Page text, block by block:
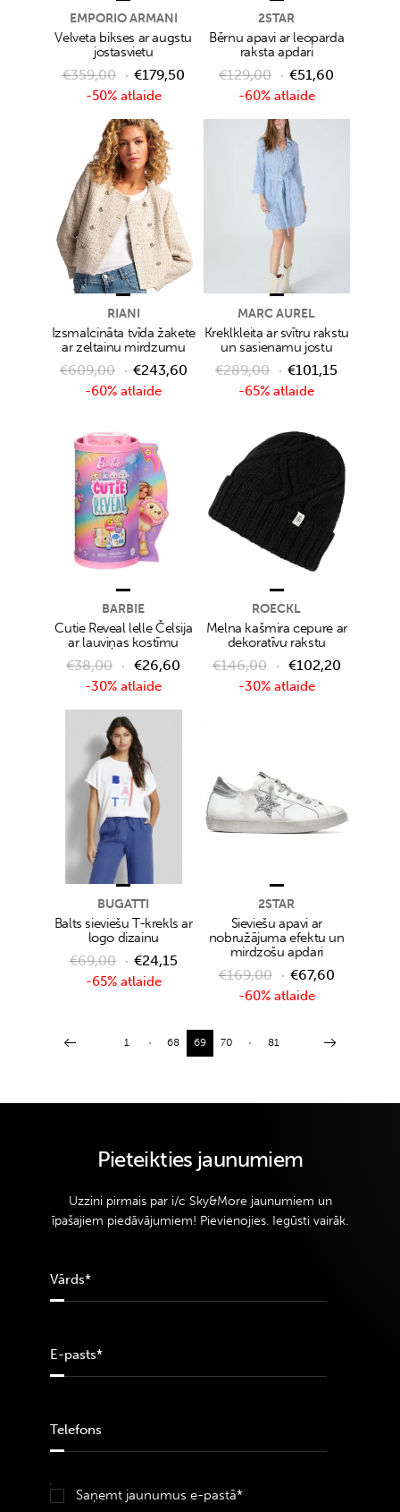
-50% atlaide
EMPORIO ARMANI
Velveta bikses ar augstu
jostasvietu
€359,00 €179,50
-60% atlaide
2STAR
Bērnu apavi ar leoparda
raksta apdari
€129,00 €51,60
-60% atlaide
RIANI
Izsmalcināta tvīda žakete
ar zeltainu mirdzumu
€609,00 €243,60
-65% atlaide
MARC AUREL
Kreklkleita ar svītru rakstu
un sasienamu jostu
€289,00 €101,15
-30% atlaide
BARBIE
Cutie Reveal lelle Čelsija
ar lauviņas kostīmu
€38,00 €26,60
-30% atlaide
ROECKL
Melna kašmira cepure ar
dekoratīvu rakstu
€146,00 €102,20
-65% atlaide
BUGATTI
Balts sieviešu T-krekls ar
logo dizainu
€69,00 €24,15
-60% atlaide
2STAR
Sieviešu apavi ar
nobružājuma efektu un
mirdzošu apdari
€169,00 €67,60
1 68 69 70 81
Pieteikties jaunumiem
Uzzini pirmais par i/c Sky&More jaunumiem un
īpašajiem piedāvājumiem! Pievienojies. Iegūsti vairāk.
Saņemt jaunumus e-pastā*